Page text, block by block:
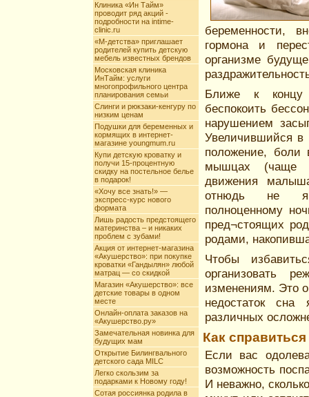
Клиника «Ин Тайм»
проводит ряд акций -
подробности на intime-
clinic.ru
«М-детства» приглашает
родителей купить детскую
мебель известных брендов
Московская клиника
ИнТайм: услуги
многопрофильного центра
планирования семьи
Слинги и рюкзаки-кенгуру по
низким ценам
Подушки для беременных и
кормящих в интернет-
магазине youngmum.ru
Купи детскую кроватку и
получи 15-процентную
скидку на постельное белье
в подарок!
«Хочу все знать!» —
экспресс-курс нового
формата
Лишь радость предстоящего
материнства – и никаких
проблем с зубами!
Акция от интернет-магазина
«Акушерство»: при покупке
кроватки «Гандылян» любой
матрац — со скидкой
Магазин «Акушерство»: все
детские товары в одном
месте
Онлайн-оплата заказов на
«Акушерство.ру»
Замечательная новинка для
будущих мам
Открытие Билингвального
детского сада MILC
Легко скользим за
подарками к Новому году!
Сотая россиянка родила в
беременности,
гормона и
организме
Ближе к концу
беспокоить
нарушением
Увеличившийся в
положение, боли
мышцах (чаще
движения
отнюдь не
полноценному
пред¬стоящих
родами,
Чтобы
организовать
изменениям. Это
недостаток сна
различных
Как
Если вас
возможность
И неважно,